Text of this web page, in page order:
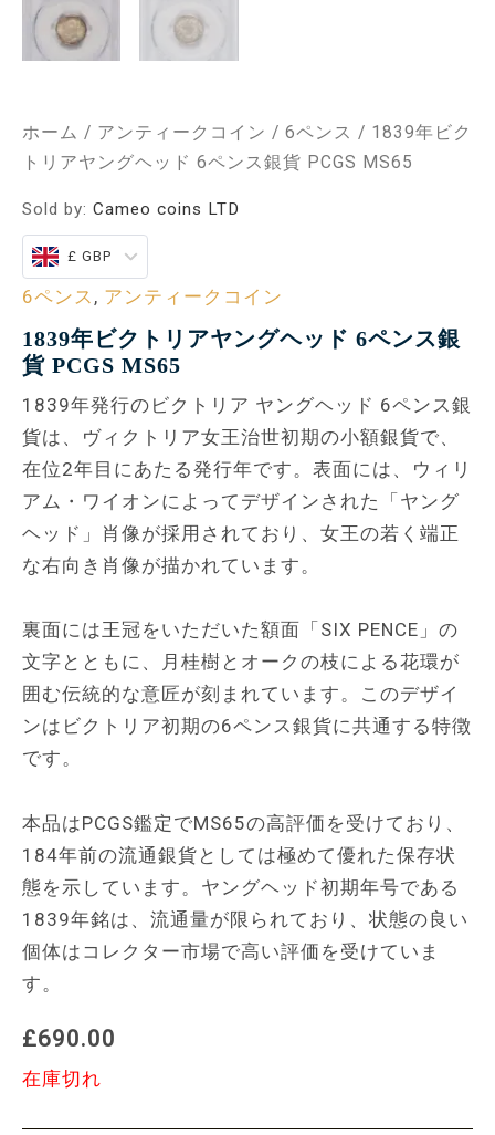
ホーム / アンティークコイン / 6ペンス / 1839年ビク
トリアヤングヘッド 6ペンス銀貨 PCGS MS65
Sold by: Cameo coins LTD
£ GBP
6ペンス , アンティークコイン
1839年ビクトリアヤングヘッド 6ペンス銀
貨 PCGS MS65
1839年発行のビクトリア ヤングヘッド 6ペンス銀
貨は、ヴィクトリア女王治世初期の小額銀貨で、
在位2年目にあたる発行年です。表面には、ウィリ
アム・ワイオンによってデザインされた「ヤング
ヘッド」肖像が採用されており、女王の若く端正
な右向き肖像が描かれています。
裏面には王冠をいただいた額面「SIX PENCE」の
文字とともに、月桂樹とオークの枝による花環が
囲む伝統的な意匠が刻まれています。このデザイ
ンはビクトリア初期の6ペンス銀貨に共通する特徴
です。
本品はPCGS鑑定でMS65の高評価を受けており、
184年前の流通銀貨としては極めて優れた保存状
態を示しています。ヤングヘッド初期年号である
1839年銘は、流通量が限られており、状態の良い
個体はコレクター市場で高い評価を受けていま
す。
£690.00
在庫切れ